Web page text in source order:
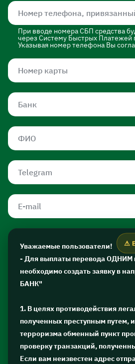
При вводе номера СБП средства
через Систему Быстрых Платежей
Указывая номер телефона Вы
Уважаемые пользователи!
- Для выплаты перевода ОДНИМ
необходимо создать заявку в
БАНК"
1. В целях противодействия
полученных преступным путем,
терроризма обменный пункт
проверку транзакций,
Если вам неизвестен адрес